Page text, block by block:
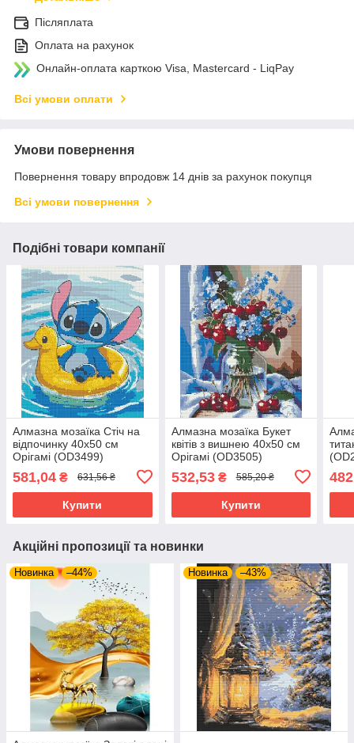
Післяплата
Оплата на рахунок
Онлайн-оплата карткою Visa, Mastercard - LiqPay
Всі умови оплати
Умови повернення
Повернення товару впродовж 14 днів за рахунок покупця
Всі умови повернення
Подібні товари компанії
Алмазна мозаїка Стіч на
відпочинку 40х50 см
Орігамі (OD3499)
581,04 ₴ 631,56 ₴
Купити
Алмазна мозаїка Букет
квітів з вишнею 40х50 см
Орігамі (OD3505)
532,53₴ 585,20 ₴
Купити
Акційні пропозиції та новинки
Новинка –44% Новинка –43%